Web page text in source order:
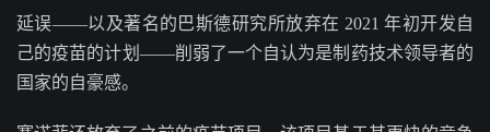
延误——以及著名的巴斯德研究所放弃在 2021 年初开发自
己的疫苗的计划——削弱了一个自认为是制药技术领导者的
国家的自豪感。